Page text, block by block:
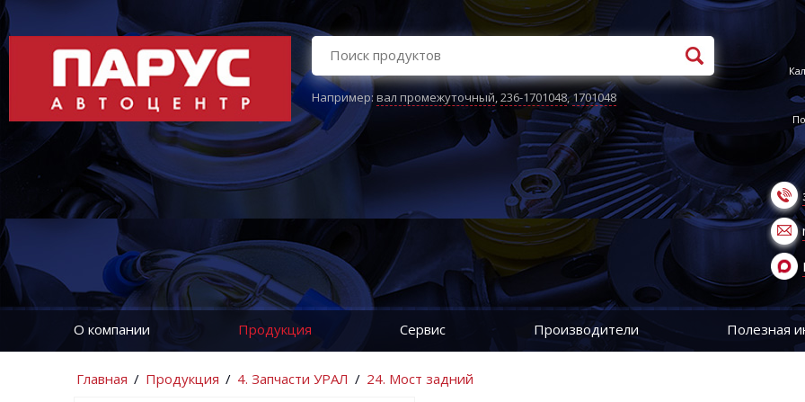
Например:вал промежуточный,236-1701048,1701048
О компании Продукция Сервис Производители Полезная
Главная / Продукция / 4. Запчасти УРАЛ / 24. Мост задний